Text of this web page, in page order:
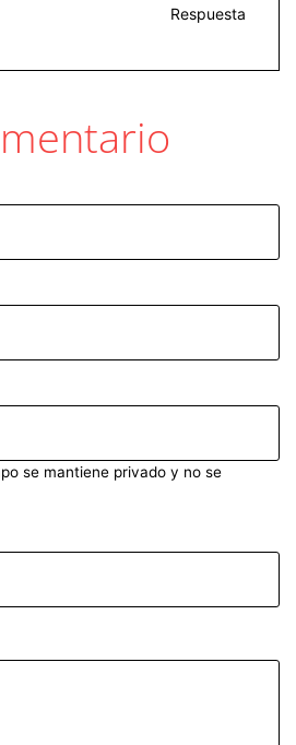
Respuesta
se mantiene privado y no se